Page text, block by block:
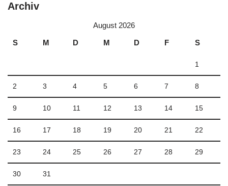
Archiv
August 2026
S
M D M D F S
1
2 3 4 5 6 7 8
9 10 11 12 13 14 15
16 17 18 19 20 21 22
23 24 25 26 27 28 29
30 31